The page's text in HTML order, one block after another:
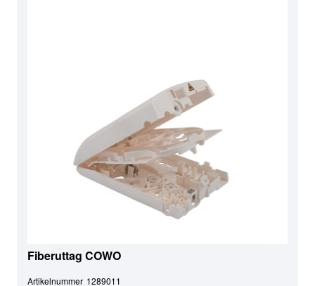
Fiberuttag COWO
Artikelnummer 1289011